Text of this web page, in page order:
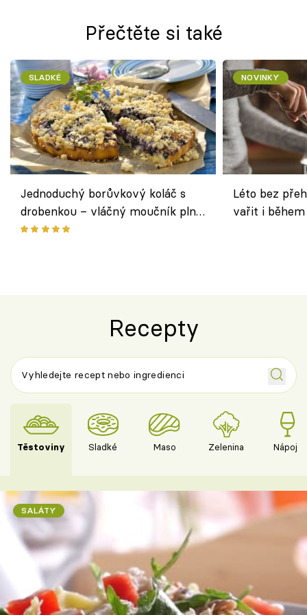
Přečtěte si také
SLADKÉ
Jednoduchý borůvkový koláč s
drobenkou – vláčný moučník plný
ovoce
NOVINKY
Léto bez
vařit i
Recepty
Těstoviny Sladké Maso Zelenina Nápoje
SALÁTY